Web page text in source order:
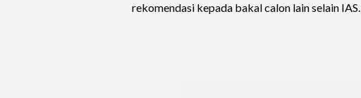
rekomendasi kepada bakal calon lain selain IAS.